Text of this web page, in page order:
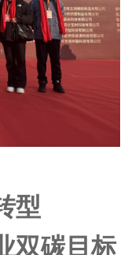
型
双碳目标